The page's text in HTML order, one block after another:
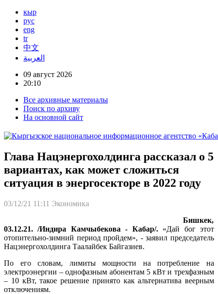
кыр
рус
eng
tr
中文
العربية
09 август 2026
20:10
Все архивные материалы
Поиск по архиву
На основной сайт
Глава Нацэнергохолдинга рассказал о 5
вариантах, как может сложиться
ситуация в энергосекторе в 2022 году
03/12/21 11:11 Экономика
Бишкек,
03.12.21. /Индира Камчыбекова - Кабар/.«Дай бог этот
отопительно-зимний период пройдем», - заявил председатель
Нацэнергохолдинга Таалайбек Байгазиев.
По его словам, лимиты мощности на потребление на
электроэнергии – однофазным абонентам 5 кВт и трехфазным
– 10 кВт, такое решение принято как альтернатива веерным
отключениям.